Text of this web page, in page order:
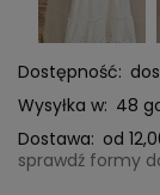
Dostępność:
Wysyłka w: 48
Dostawa: od
Cena nie
sprawdź formy